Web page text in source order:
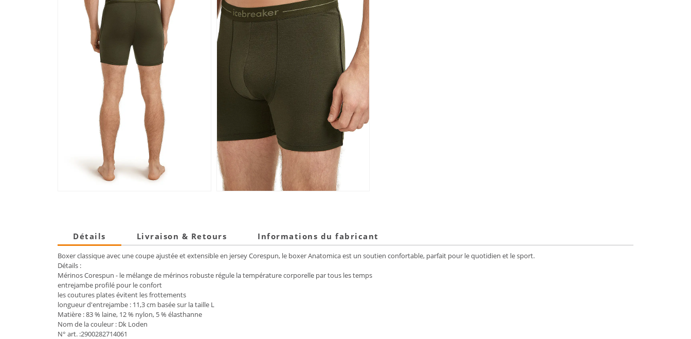
Détails Livraison & Retours Informations du fabricant
Boxer classique avec une coupe ajustée et extensible en jersey Corespun, le boxer Anatomica est un soutien confortable, parfait pour le quotidien et le sport.
Détails :
Mérinos Corespun - le mélange de mérinos robuste régule la température corporelle par tous les temps
entrejambe profilé pour le confort
les coutures plates évitent les frottements
longueur d'entrejambe : 11,3 cm basée sur la taille L
Matière : 83 % laine, 12 % nylon, 5 % élasthanne
Nom de la couleur : Dk Loden
N° art. :2900282714061